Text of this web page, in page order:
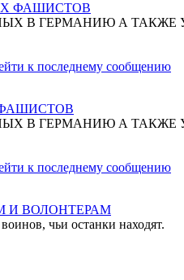
ФАШИСТОВ
В ГЕРМАНИЮ А
В ГЕРМАНИЮ А
ВОЛОНТЕРАМ
чьи останки находят.